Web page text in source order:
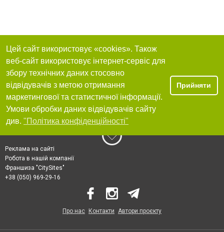
Цей сайт використовує «cookies». Також
веб-сайт використовує інтернет-сервіс для
збору технічних даних стосовно
відвідувачів з метою отримання
маркетингової та статистичної інформації.
Умови обробки даних відвідувачів сайту
див. "Політика конфіденційності"
Прийняти
Реклама на сайті
Робота в нашій компанії
Франшиза "CitySites"
+38 (050) 969-29-16
Про нас Контакти Автори проєкту